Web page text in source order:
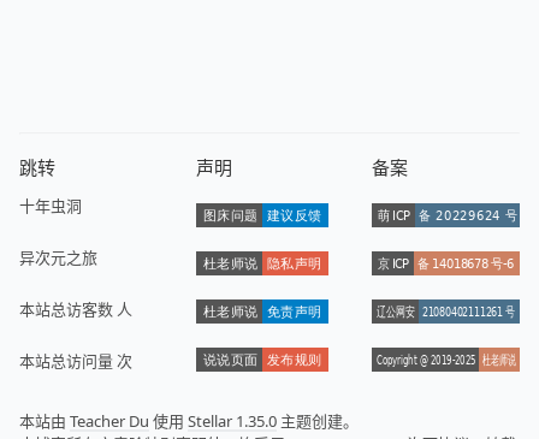
跳转
十年虫洞
异次元之旅
本站总访客数 人
本站总访问量次
声明 备案
本站由 Teacher Du 使用 Stellar 1.35.0 主题创建。